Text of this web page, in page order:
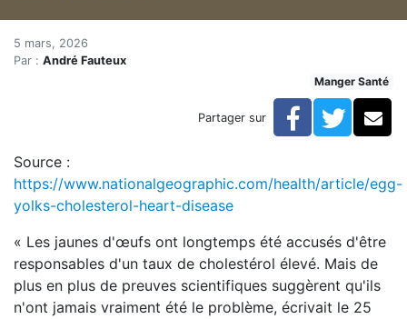
Accueil
Articles
Manger deux oeufs par jour et peu de graisses
Manger deux oeufs par jour et
5 mars, 2026
Par : André Fauteux
Manger Santé
Partager sur Facebook
Source :
https://www.nationalgeographic.com/health/article/egg-
yolks-cholesterol-heart-disease
« Les jaunes d'œufs ont longtemps été accusés d'être
responsables d'un taux de cholestérol élevé. Mais de
plus en plus de preuves scientifiques suggèrent qu'ils
n'ont jamais vraiment été le problème, écrivait le 25